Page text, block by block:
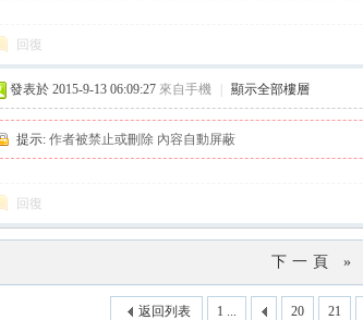
回復
發表於 2015-9-13 06:09:27 來自手機 顯示全部樓層
提示: 作者被禁止或刪除 內容自動屏蔽
回復
下一頁 »
1 ... 20 21
返回列表